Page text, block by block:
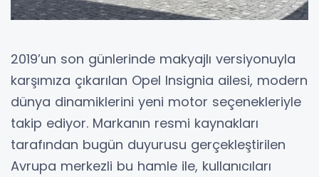
2019’un son günlerinde makyajlı versiyonuyla
karşımıza çıkarılan Opel Insignia ailesi, modern
dünya dinamiklerini yeni motor seçenekleriyle
takip ediyor. Markanın resmi kaynakları
tarafından bugün duyurusu gerçekleştirilen
Avrupa merkezli bu hamle ile, kullanıcıları